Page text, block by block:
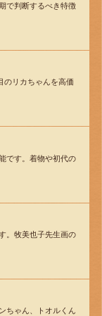
で判断するべき特徴
のリカちゃんを高価
です。着物や初代の
。牧美也子先生画の
ちゃん、トオルくん